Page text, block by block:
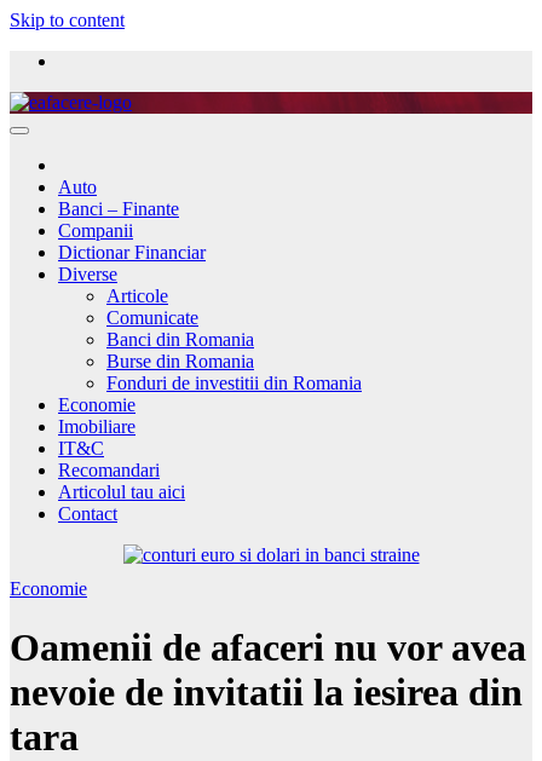
Skip to content
Auto
Banci – Finante
Companii
Dictionar Financiar
Diverse
Articole
Comunicate
Banci din Romania
Burse din Romania
Fonduri de investitii din Romania
Economie
Imobiliare
IT&C
Recomandari
Articolul tau aici
Contact
Economie
Oamenii de afaceri nu vor avea
nevoie de invitatii la iesirea din
tara